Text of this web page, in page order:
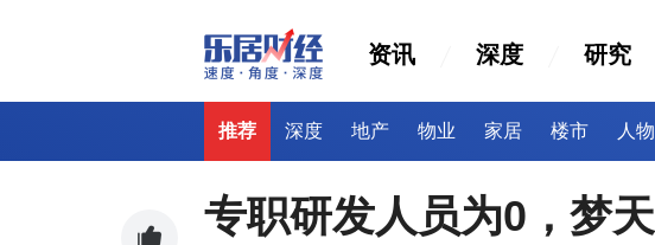
资讯 深度 研究
推荐 深度 地产 物业 家居 楼市 人物
专职研发人员为0，梦